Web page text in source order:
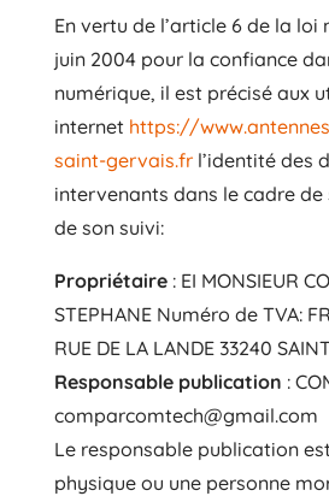
En vertu de l’article 6 de la loi
juin 2004 pour la confiance
numérique, il est précisé aux
internet https://
saint-gervais.frl’identité des
intervenants dans le cadre
de son suivi:
Propriétaire : EI MONSIEUR
STEPHANE Numéro de TVA:
RUE DE LA LANDE 33240
Responsable publication :
comparcomtech@gmail.com
Le responsable publication
physique ou une personne